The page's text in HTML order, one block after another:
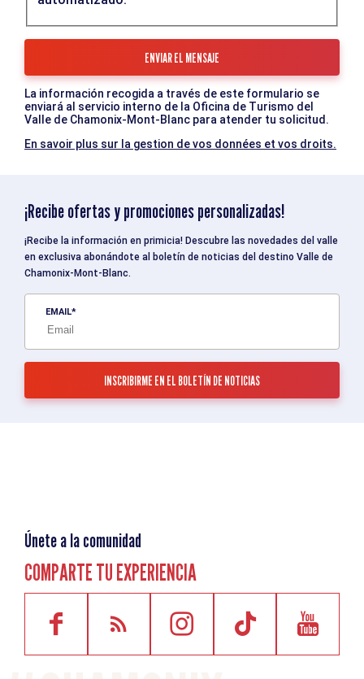
La información recogida a través de este formulario se
enviará al servicio interno de la Oficina de Turismo del
Valle de Chamonix-Mont-Blanc para atender tu solicitud.
En savoir plus sur la gestion de vos données et vos droits.
¡Recibe ofertas y promociones personalizadas!
¡Recibe la información en primicia! Descubre las novedades del valle
en exclusiva abonándote al boletín de noticias del destino Valle de
Chamonix-Mont-Blanc.
EMAIL
Únete a la comunidad
COMPARTE TU EXPERIENCIA